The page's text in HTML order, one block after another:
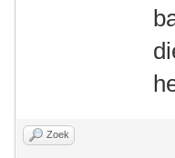
Zoek